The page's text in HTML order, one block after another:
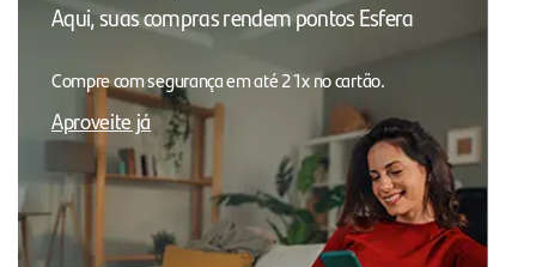
Aqui, suas compras rendem pontos Esfera
Compre com segurança em até 21x no cartão.
Aproveite já